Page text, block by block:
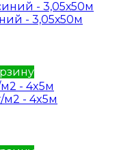
- 3,05х50м
м2 - 4x5м